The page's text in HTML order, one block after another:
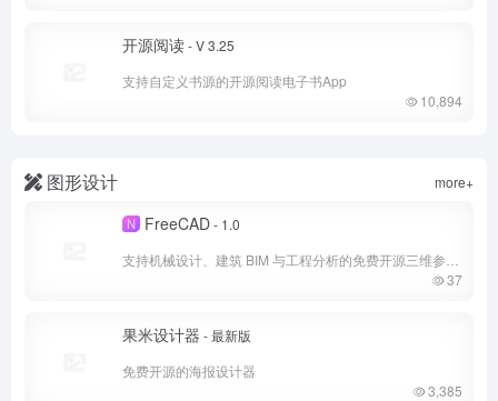
开源阅读- V 3.25
支持自定义书源的开源阅读电子书App
10,894
图形设计 more+
N FreeCAD- 1.0
37
果米设计器 - 最新版
免费开源的海报设计器
3,385